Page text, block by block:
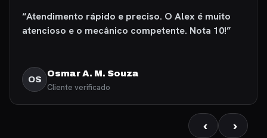
“Atendimento rápido e preciso. O Alex é muito
atencioso e o mecânico competente. Nota 10!”
OS
Osmar A. M. Souza
Cliente verificado
‹ ›